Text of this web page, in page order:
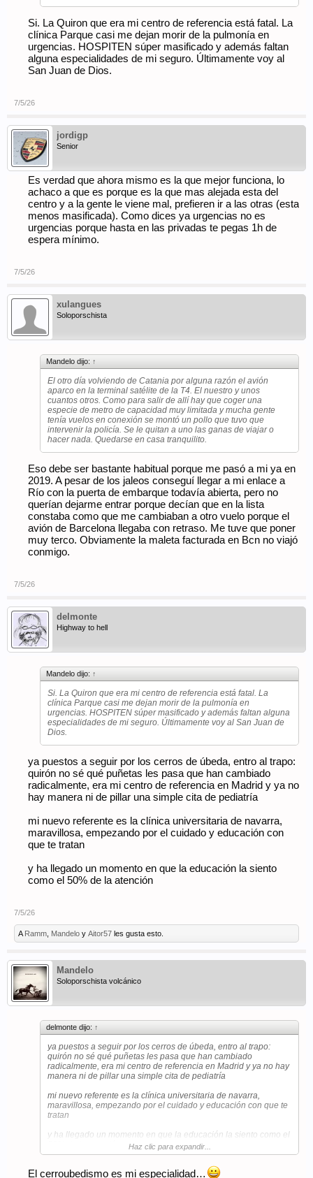
Si. La Quiron que era mi centro de referencia está fatal. La
clínica Parque casi me dejan morir de la pulmonía en
urgencias. HOSPITEN súper masificado y además faltan
alguna especialidades de mi seguro. Últimamente voy al
San Juan de Dios.
7/5/26
jordigp
Senior
Es verdad que ahora mismo es la que mejor funciona, lo
achaco a que es porque es la que mas alejada esta del
centro y a la gente le viene mal, prefieren ir a las otras (esta
menos masificada). Como dices ya urgencias no es
urgencias porque hasta en las privadas te pegas 1h de
espera mínimo.
7/5/26
xulangues
Soloporschista
Mandelo dijo: ↑
El otro día volviendo de Catania por alguna razón el avión
aparco en la terminal satélite de la T4. El nuestro y unos
cuantos otros. Como para salir de allí hay que coger una
especie de metro de capacidad muy limitada y mucha gente
tenía vuelos en conexión se montó un pollo que tuvo que
intervenir la policía. Se le quitan a uno las ganas de viajar o
hacer nada. Quedarse en casa tranquilito.
Eso debe ser bastante habitual porque me pasó a mi ya en
2019. A pesar de los jaleos conseguí llegar a mi enlace a
Río con la puerta de embarque todavía abierta, pero no
querían dejarme entrar porque decían que en la lista
constaba como que me cambiaban a otro vuelo porque el
avión de Barcelona llegaba con retraso. Me tuve que poner
muy terco. Obviamente la maleta facturada en Bcn no viajó
conmigo.
7/5/26
delmonte
Highway to hell
Mandelo dijo: ↑
Si. La Quiron que era mi centro de referencia está fatal. La
clínica Parque casi me dejan morir de la pulmonía en
urgencias. HOSPITEN súper masificado y además faltan alguna
especialidades de mi seguro. Últimamente voy al San Juan de
Dios.
ya puestos a seguir por los cerros de úbeda, entro al trapo:
quirón no sé qué puñetas les pasa que han cambiado
radicalmente, era mi centro de referencia en Madrid y ya no
hay manera ni de pillar una simple cita de pediatría
mi nuevo referente es la clínica universitaria de navarra,
maravillosa, empezando por el cuidado y educación con
que te tratan
y ha llegado un momento en que la educación la siento
como el 50% de la atención
7/5/26
A Ramm Mandelo y Aitor57 les gusta esto.
Mandelo
Soloporschista volcánico
delmonte dijo: ↑
ya puestos a seguir por los cerros de úbeda, entro al trapo:
quirón no sé qué puñetas les pasa que han cambiado
radicalmente, era mi centro de referencia en Madrid y ya no hay
manera ni de pillar una simple cita de pediatría
mi nuevo referente es la clínica universitaria de navarra,
maravillosa, empezando por el cuidado y educación con que te
tratan
y ha llegado un momento en que la educación la siento como el
Haz clic para expandir...
El cerroubedismo es mi especialidad…